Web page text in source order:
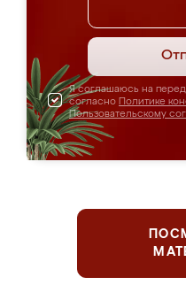
Я соглашаюсь на
согласно Политике
Пользовательскому